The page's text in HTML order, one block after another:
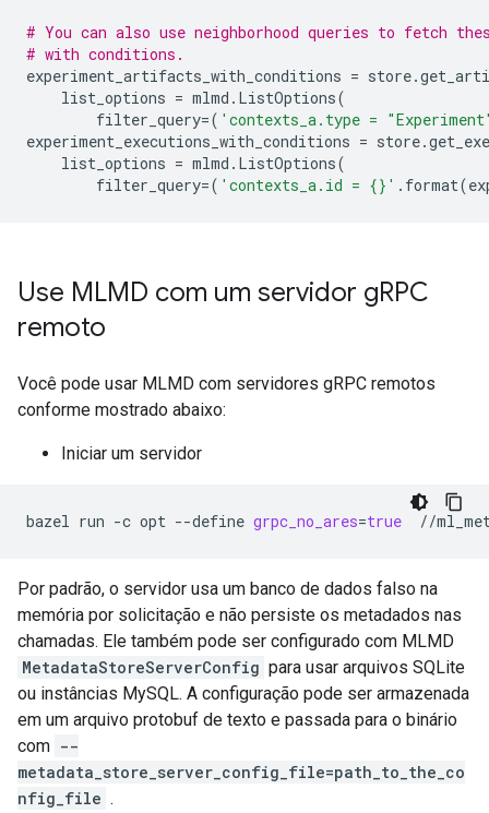
# You can also use neighborhood queries to fetch
# with conditions.
experiment_artifacts_with_conditions = store.
list_options = mlmd . ListOptions(
filter_query=( 'contexts_a.type =
experiment_executions_with_conditions = store.
list_options = mlmd . ListOptions(
filter_query=( 'contexts_a.id = {} ' . format(
Use MLMD com um servidor gRPC
remoto
Você pode usar MLMD com servidores gRPC remotos
conforme mostrado abaixo:
Iniciar um servidor
bazel run -c opt --define grpc_no_ares=true
Por padrão, o servidor usa um banco de dados falso na
memória por solicitação e não persiste os metadados nas
chamadas. Ele também pode ser configurado com MLMD
MetadataStoreServerConfig para usar arquivos SQLite
ou instâncias MySQL. A configuração pode ser armazenada
em um arquivo protobuf de texto e passada para o binário
com --
metadata_store_server_config_file=path_to_the_co
nfig_file .